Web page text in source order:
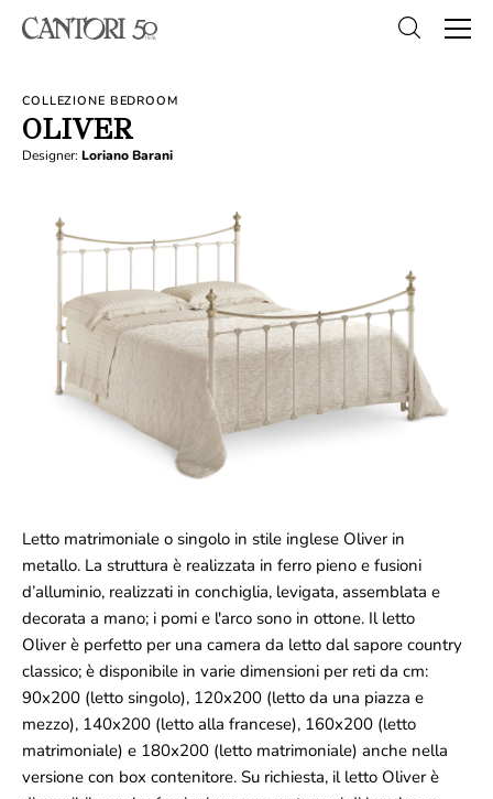
COLLEZIONE BEDROOM
OLIVER
Designer: Loriano Barani
Letto matrimoniale o singolo in stile inglese Oliver in
metallo. La struttura è realizzata in ferro pieno e fusioni
d’alluminio, realizzati in conchiglia, levigata, assemblata e
decorata a mano; i pomi e l'arco sono in ottone. Il letto
Oliver è perfetto per una camera da letto dal sapore country
classico; è disponibile in varie dimensioni per reti da cm:
90x200 (letto singolo), 120x200 (letto da una piazza e
mezzo), 140x200 (letto alla francese), 160x200 (letto
matrimoniale) e 180x200 (letto matrimoniale) anche nella
versione con box contenitore. Su richiesta, il letto Oliver è